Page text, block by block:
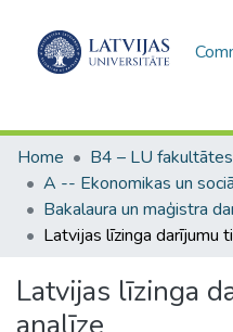
Home
Latvijas līzinga